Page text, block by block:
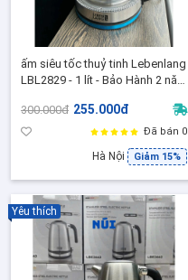
ấm siêu tốc thuỷ tinh Lebenlang
LBL2829 - 1 lít - Bảo Hành 2 năm
300.000đ 255.000đ
Đã bán 0
Hà Nội Giảm 15%
Yêu thích